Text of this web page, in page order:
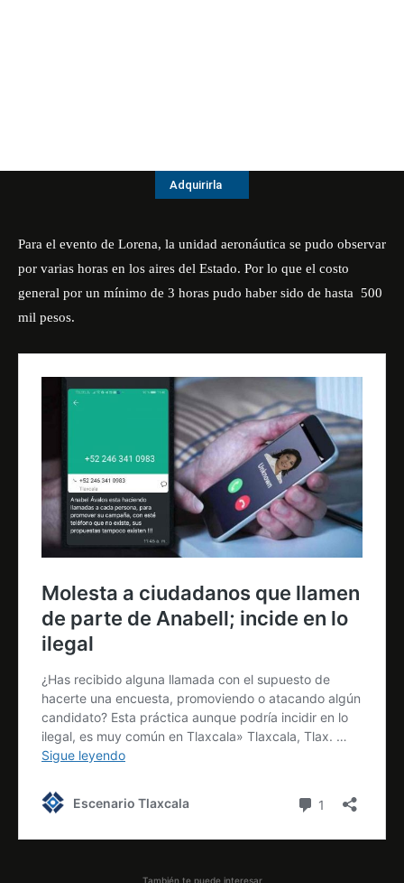
Adquirirla
Para el evento de Lorena, la unidad aeronáutica se pudo observar
por varias horas en los aires del Estado. Por lo que el costo
general por un mínimo de 3 horas pudo haber sido de hasta 500
mil pesos.
También te puede interesar